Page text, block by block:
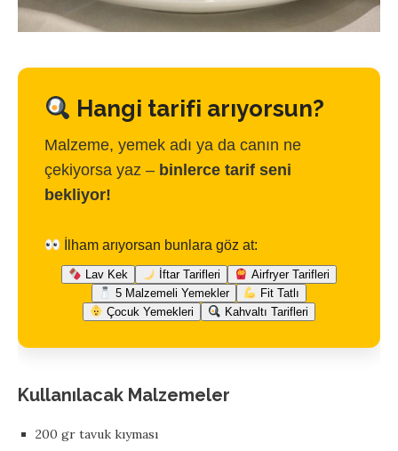
Hangi tarifi arıyorsun?
Malzeme, yemek adı ya da canın ne
çekiyorsa yaz – binlerce tarif seni
bekliyor!
İlham arıyorsan bunlara göz at:
Lav Kek İftar Tarifleri
Airfryer Tarifleri
5 Malzemeli Yemekler
Fit Tatlı
Çocuk Yemekleri
Kahvaltı Tarifleri
Kullanılacak Malzemeler
200 gr tavuk kıyması